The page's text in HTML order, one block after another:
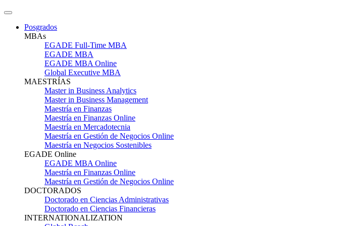
Posgrados
MBAs
EGADE Full-Time MBA
EGADE MBA
EGADE MBA Online
Global Executive MBA
MAESTRÍAS
Master in Business Analytics
Master in Business Management
Maestría en Finanzas
Maestría en Finanzas Online
Maestría en Mercadotecnia
Maestría en Gestión de Negocios Online
Maestría en Negocios Sostenibles
EGADE Online
EGADE MBA Online
Maestría en Finanzas Online
Maestría en Gestión de Negocios Online
DOCTORADOS
Doctorado en Ciencias Administrativas
Doctorado en Ciencias Financieras
INTERNATIONALIZATION